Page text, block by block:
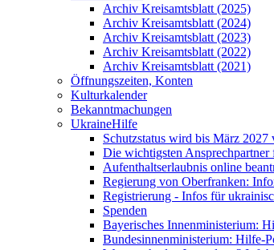
Archiv Kreisamtsblatt (2025)
Archiv Kreisamtsblatt (2024)
Archiv Kreisamtsblatt (2023)
Archiv Kreisamtsblatt (2022)
Archiv Kreisamtsblatt (2021)
Öffnungszeiten, Konten
Kulturkalender
Bekanntmachungen
UkraineHilfe
Schutzstatus wird bis März 2027
Die wichtigsten Ansprechpartner
Aufenthaltserlaubnis online
Regierung von Oberfranken:
Registrierung - Infos für
Spenden
Bayerisches Innenministerium:
Bundesinnenministerium: Hilfe-